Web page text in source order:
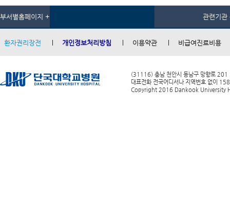
부서별홈페이지 + 관련기관
환자권리장전 개인정보처리방침 이용약관 비급여진료비용
(31116) 충남 천안시 동남구 망향로 201
대표전화 전국어디서나 지역번호 없이
Copyright 2016 Dankook University